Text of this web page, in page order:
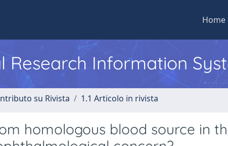
Home
Research Information
su Rivista 1.1 Articolo in rivista
homologous blood source in